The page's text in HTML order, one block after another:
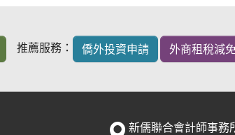
推薦服務： 僑外投資申請 外商租稅減
新儒聯合會計師事務所